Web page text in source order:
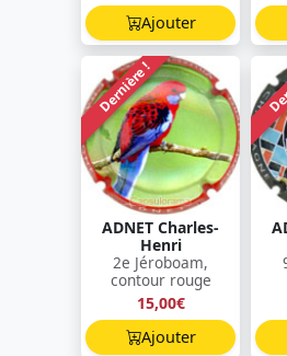
Ajouter
Dernière !
ADNET Charles-
Henri
2e Jéroboam,
contour rouge
15,00€
Ajouter